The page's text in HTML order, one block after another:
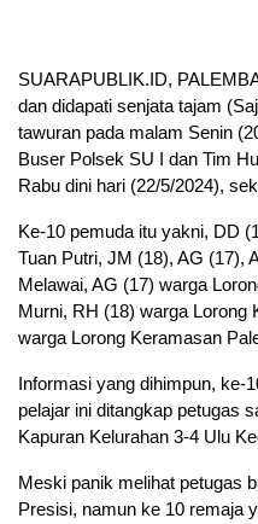
SUARAPUBLIK.ID,
dan didapati senjata tajam
tawuran pada malam Senin
Buser Polsek SU I dan Tim
Rabu dini hari (22/5/2024),
Ke-10 pemuda itu yakni, DD
Tuan Putri, JM (18), AG (17),
Melawai, AG (17) warga
Murni, RH (18) warga Lorong
warga Lorong Keramasan
Informasi yang dihimpun, ke-
pelajar ini ditangkap petugas
Kapuran Kelurahan 3-4 Ulu
Meski panik melihat petugas
Presisi, namun ke 10 remaja